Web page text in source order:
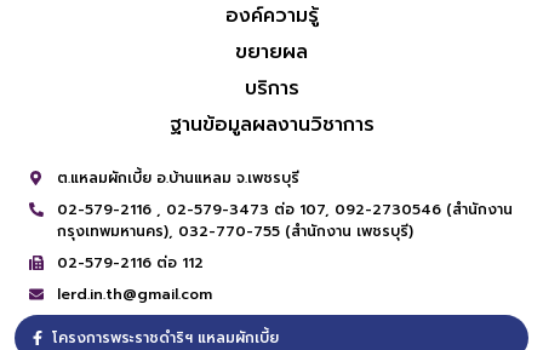
องค์ความรู้
ขยายผล
บริการ
ฐานข้อมูลผลงานวิชาการ
ต.แหลมผักเบี้ย อ.บ้านแหลม จ.เพชรบุรี
02-579-2116 , 02-579-3473 ต่อ 107, 092-2730546 (สำนักงาน
กรุงเทพมหานคร), 032-770-755 (สำนักงาน เพชรบุรี)
02-579-2116 ต่อ 112
lerd.in.th@gmail.com
โครงการพระราชดำริฯ แหลมผักเบี้ย